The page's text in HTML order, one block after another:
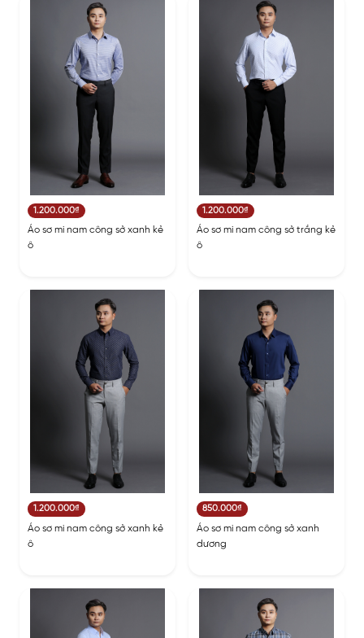
1.200.000₫
Áo sơ mi nam công sở xanh kẻ
ô
1.200.000₫
Áo sơ mi nam công sở trắng kẻ
ô
1.200.000₫
Áo sơ mi nam công sở xanh kẻ
ô
850.000₫
Áo sơ mi nam công sở xanh
dương